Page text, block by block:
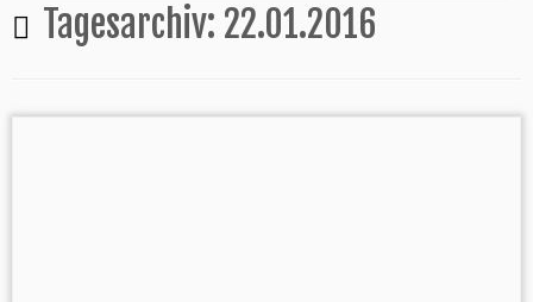
Tagesarchiv: 22.01.2016